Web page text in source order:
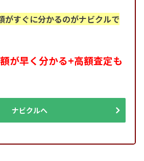
がすぐに分かるのがナビクルで
が早く分かる+高額査定も
ナビクルへ